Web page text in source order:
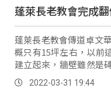
蓬萊長老教會完成
蓬萊長老教會傳道卓文
概只有15坪左右，以前
建立起來，牆壁雖然是
面是沒有鋼筋的。
2022-03-31 19:44